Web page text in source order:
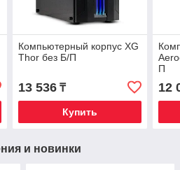
Компьютерный корпус XG
Thor без Б/П
13 536₸
Купить
П
12
и новинки